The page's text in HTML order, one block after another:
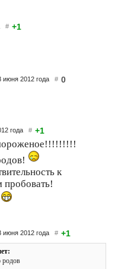
# +1
июня 2012 года # 0
года # +1
к
пробовать!
июня 2012 года # +1
родов